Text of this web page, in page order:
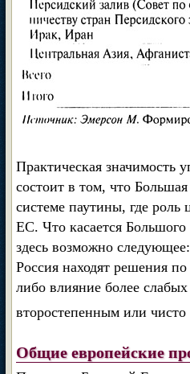
Практическая значимость
состоит в том, что
системе паутины, где роль
ЕС. Что касается
здесь возможно
Россия находят решения
либо влияние более
второстепенным или
Общие европейские